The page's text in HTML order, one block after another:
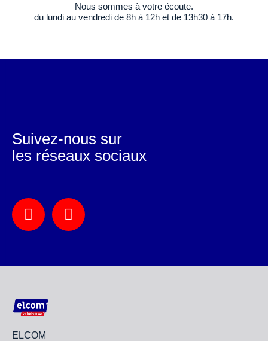
Nous sommes à votre écoute.
du lundi au vendredi de 8h à 12h et de 13h30 à 17h.
ELCOM
Suivez-nous sur
les réseaux sociaux